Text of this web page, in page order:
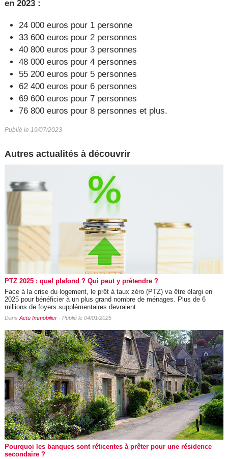
en 2023 :
24 000 euros pour 1 personne
33 600 euros pour 2 personnes
40 800 euros pour 3 personnes
48 000 euros pour 4 personnes
55 200 euros pour 5 personnes
62 400 euros pour 6 personnes
69 600 euros pour 7 personnes
76 800 euros pour 8 personnes et plus.
Publié le 19/07/2023
Autres actualités à découvrir
PTZ 2025 : quel plafond ? Qui peut y prétendre ?
Face à la crise du logement, le prêt à taux zéro (PTZ) va être élargi en
2025 pour bénéficier à un plus grand nombre de ménages. Plus de 6
millions de foyers supplémentaires devraient...
Dans Actu Immobilier- Publié le 04/01/2025
Pourquoi les banques sont réticentes à prêter pour une résidence
secondaire ?